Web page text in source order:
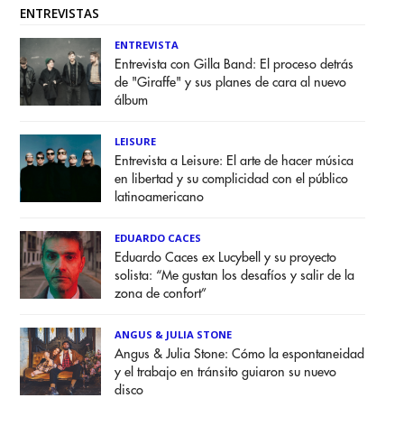
ENTREVISTAS
ENTREVISTA
Entrevista con Gilla Band: El proceso detrás
de "Giraffe" y sus planes de cara al nuevo
álbum
LEISURE
Entrevista a Leisure: El arte de hacer música
en libertad y su complicidad con el público
latinoamericano
EDUARDO CACES
Eduardo Caces ex Lucybell y su proyecto
solista: “Me gustan los desafíos y salir de la
zona de confort”
ANGUS & JULIA STONE
Angus & Julia Stone: Cómo la espontaneidad
y el trabajo en tránsito guiaron su nuevo
disco